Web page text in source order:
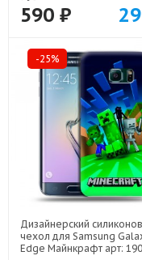
590 ₽
-25%
Дизайнерский
чехол для Samsung
Edge Майнкрафт арт: